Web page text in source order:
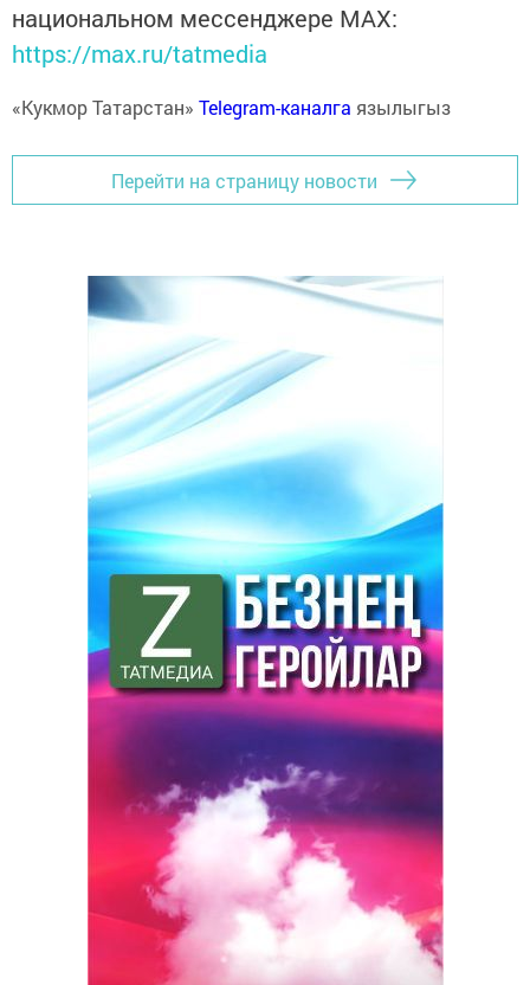
национальном мессенджере MАХ:
https://max.ru/tatmedia
«Кукмор Татарстан» Telegram-каналга язылыгыз
Перейти на страницу новости